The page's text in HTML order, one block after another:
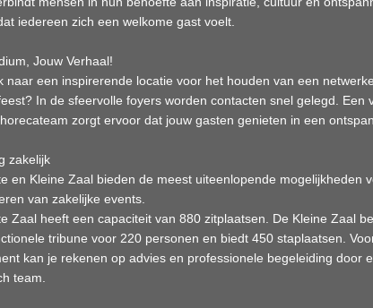
iedereen zich een welkome gast voelt.
Jouw Verhaal!
naar een inspirerende locatie voor het houden van een
In de sfeervolle foyers worden contacten snel gelegd. Een
zorgt ervoor dat jouw gasten genieten in een
zakelijk
en Kleine Zaal bieden de meest uiteenlopende mogelijkheden
van zakelijke events.
Zaal heeft een capaciteit van 880 zitplaatsen. De Kleine Zaal
tribune voor 220 personen en biedt 450 staplaatsen.
kan je rekenen op advies en professionele begeleiding door
team.